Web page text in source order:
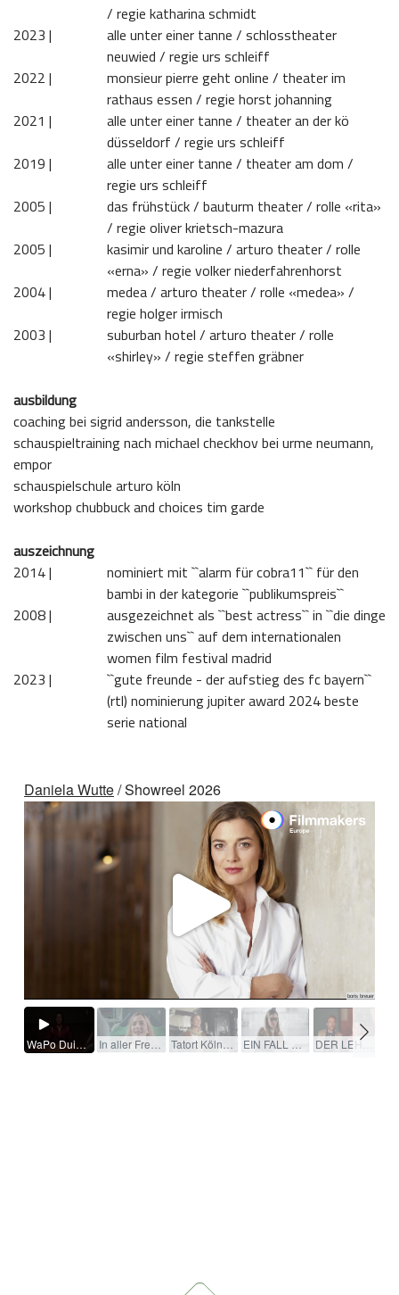
/ regie katharina schmidt
2023 |
alle unter einer tanne / schlosstheater
neuwied / regie urs schleiff
2022 |
monsieur pierre geht online / theater im
rathaus essen / regie horst johanning
2021 |
alle unter einer tanne / theater an der kö
düsseldorf / regie urs schleiff
2019 |
alle unter einer tanne / theater am dom /
regie urs schleiff
2005 |
das frühstück / bauturm theater / rolle «rita»
/ regie oliver krietsch-mazura
2005 |
kasimir und karoline / arturo theater / rolle
«erna» / regie volker niederfahrenhorst
2004 |
medea / arturo theater / rolle «medea» /
regie holger irmisch
2003 |
suburban hotel / arturo theater / rolle
«shirley» / regie steffen gräbner
ausbildung
coaching bei sigrid andersson, die tankstelle
schauspieltraining nach michael checkhov bei urme neumann,
empor
schauspielschule arturo köln
workshop chubbuck and choices tim garde
auszeichnung
2014 |
nominiert mit ``alarm für cobra11`` für den
bambi in der kategorie ``publikumspreis``
2008 |
ausgezeichnet als ``best actress`` in ``die dinge
zwischen uns`` auf dem internationalen
women film festival madrid
2023 |
``gute freunde - der aufstieg des fc bayern``
(rtl) nominierung jupiter award 2024 beste
serie national